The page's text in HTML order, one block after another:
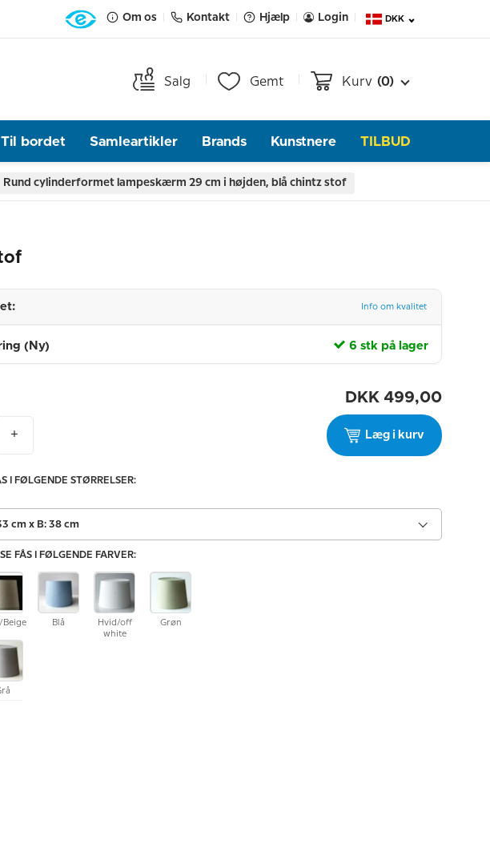
Om os Kontakt Hjælp Login DKK
Salg Gemt Kurv (0)
Til bordet Samleartikler Brands Kunstnere TILBUD
Rund cylinderformet lampeskærm 29 cm i højden, blå chintz stof
Info om kvalitet
(Ny) 6 stk på lager
DKK 499,00
+ Læg i kurv
I FØLGENDE STØRRELSER:
cm x B: 38 cm
FÅS I FØLGENDE FARVER:
Beige Blå
Hvid/off
white
Grøn